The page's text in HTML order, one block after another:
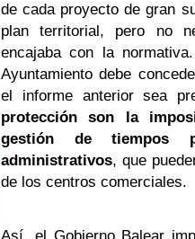
de cada proyecto de gran
plan territorial, pero no
encajaba con la
Ayuntamiento debe
el informe anterior sea
protección son la
gestión de tiempos
administrativos, que
de los centros comerciales.